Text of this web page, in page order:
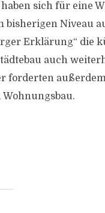
sich für eine
bisherigen Niveau
Erklärung“ die
auch
forderten